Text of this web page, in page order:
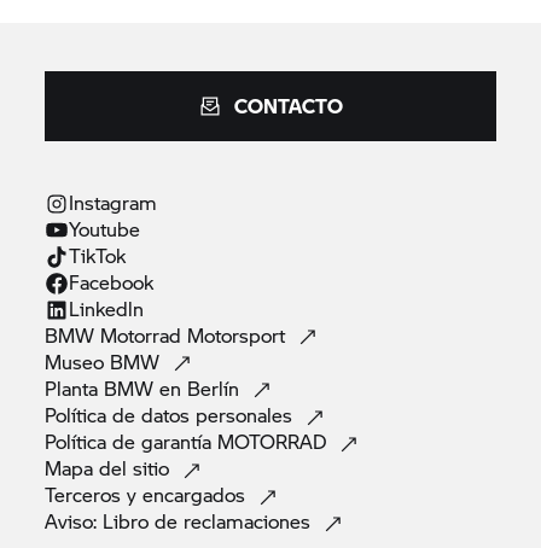
CONTACTO
Instagram
Youtube
TikTok
Facebook
Linkedln
BMW Motorrad Motorsport
Museo BMW
Planta BMW en Berlín
Política de datos personales
Política de garantía MOTORRAD
Mapa delsitio
Terceros yencargados
Aviso: Libro de reclamaciones